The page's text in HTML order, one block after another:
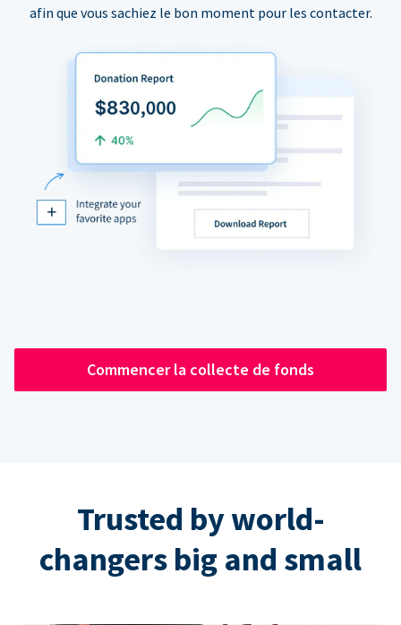
afin que vous sachiez le bon moment pour les contacter.
Commencer la collecte de fonds
Trusted by world-
changers big and small